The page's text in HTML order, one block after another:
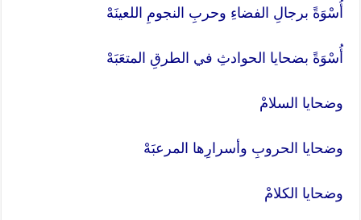
أُسْوَةً برجالِ الفضاءِ وحربِ النجومِ اللعينَهْ
أُسْوَةً بضحايا الحوادثِ في الطرقِ المتعَبَهْ
وضحايا السلامْ
وضحايا الحروبِ وأسرارِها المرعبَهْ
وضحايا الكلامْ